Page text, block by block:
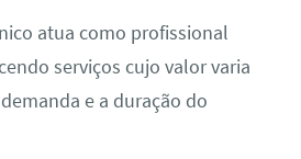
atua como profissional
serviços cujo valor varia
e a duração do